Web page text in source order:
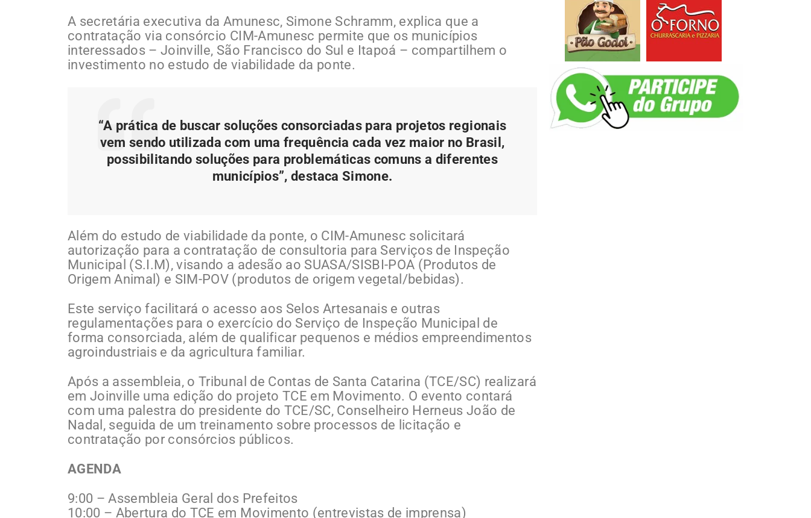
A secretária executiva da Amunesc, Simone Schramm, explica que a
contratação via consórcio CIM-Amunesc permite que os municípios
interessados – Joinville, São Francisco do Sul e Itapoá – compartilhem o
investimento no estudo de viabilidade da ponte.
“A prática de buscar soluções consorciadas para projetos regionais
vem sendo utilizada com uma frequência cada vez maior no Brasil,
possibilitando soluções para problemáticas comuns a diferentes
municípios”, destaca Simone.
Além do estudo de viabilidade da ponte, o CIM-Amunesc solicitará
autorização para a contratação de consultoria para Serviços de Inspeção
Municipal (S.I.M), visando a adesão ao SUASA/SISBI-POA (Produtos de
Origem Animal) e SIM-POV (produtos de origem vegetal/bebidas).
Este serviço facilitará o acesso aos Selos Artesanais e outras
regulamentações para o exercício do Serviço de Inspeção Municipal de
forma consorciada, além de qualificar pequenos e médios empreendimentos
agroindustriais e da agricultura familiar.
Após a assembleia, o Tribunal de Contas de Santa Catarina (TCE/SC) realizará
em Joinville uma edição do projeto TCE em Movimento. O evento contará
com uma palestra do presidente do TCE/SC, Conselheiro Herneus João de
Nadal, seguida de um treinamento sobre processos de licitação e
contratação por consórcios públicos.
AGENDA
9:00 – Assembleia Geral dos Prefeitos
10:00 – Abertura do TCE em Movimento (entrevistas de imprensa)